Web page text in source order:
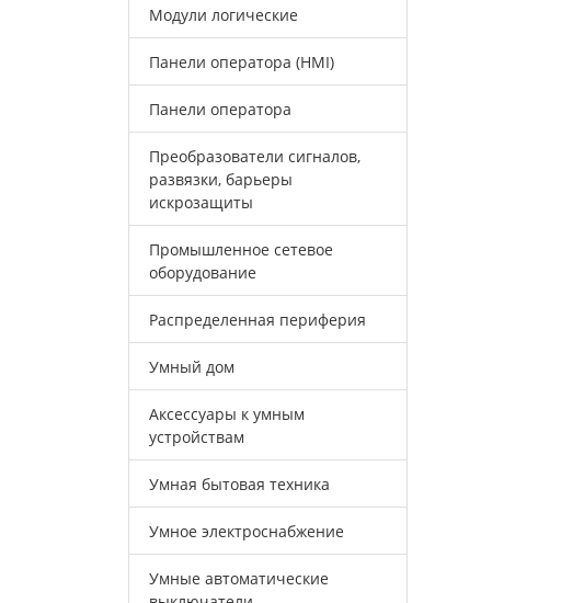
Модули логические
Панели оператора (HMI)
Панели оператора
Преобразователи сигналов,
развязки, барьеры
искрозащиты
Промышленное сетевое
оборудование
Распределенная периферия
Умный дом
Аксессуары к умным
устройствам
Умная бытовая техника
Умное электроснабжение
Умные автоматические